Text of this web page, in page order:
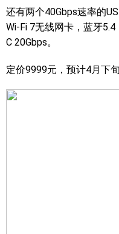
还有两个40Gbps速率的
Wi-Fi 7无线网卡，蓝牙
C 20Gbps。
定价9999元，预计4月下